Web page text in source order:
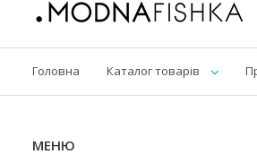
Головна Каталог товарів